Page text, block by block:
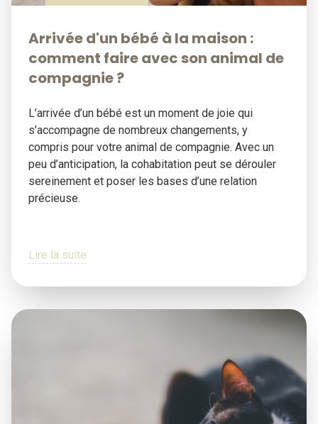
Arrivée d'un bébé à la maison :
comment faire avec son animal de
compagnie ?
L’arrivée d’un bébé est un moment de joie qui
s’accompagne de nombreux changements, y
compris pour votre animal de compagnie. Avec un
peu d’anticipation, la cohabitation peut se dérouler
sereinement et poser les bases d’une relation
précieuse.
Lire la suite